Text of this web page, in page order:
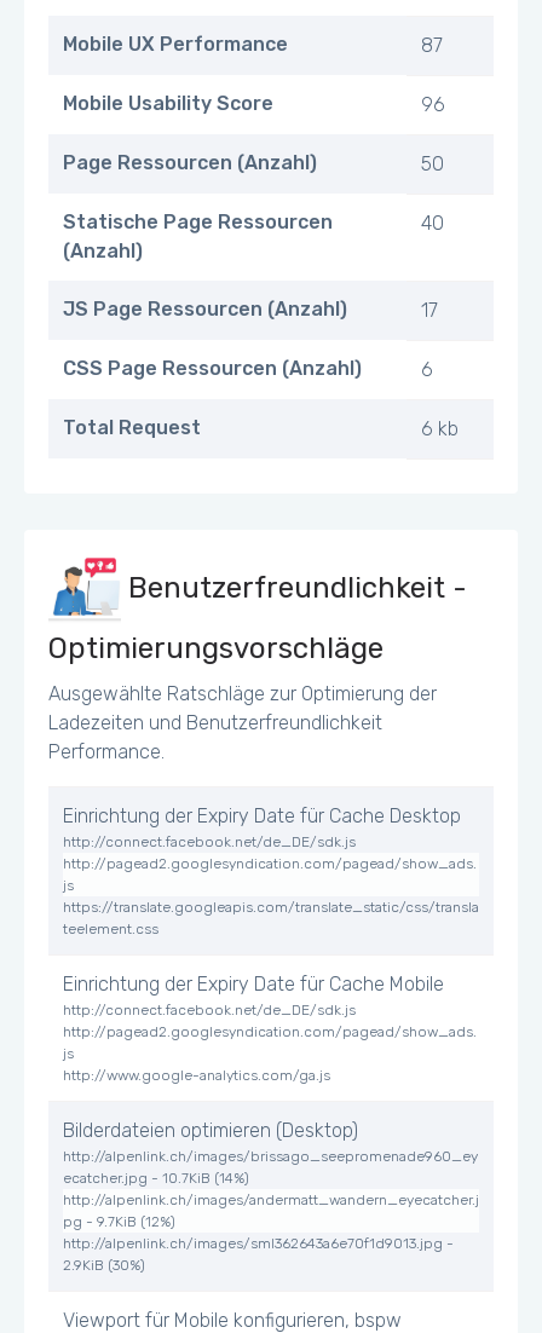
Mobile UX Performance 87
Mobile Usability Score 96
Page Ressourcen (Anzahl) 50
Statische Page Ressourcen
(Anzahl)
40
JS Page Ressourcen (Anzahl) 17
CSS Page Ressourcen (Anzahl) 6
Total Request 6 kb
Image Response (Belastung)
JS Antwort (Belastung)
1372
Benutzerfreundlichkeit -
Optimierungsvorschläge
Ausgewählte Ratschläge zur Optimierung der
Ladezeiten und Benutzerfreundlichkeit
Performance.
Einrichtung der Expiry Date für Cache Desktop
http://connect.facebook.net/de_DE/sdk.js
http://pagead2.googlesyndication.com/pagead/show_ads.
js
https://translate.googleapis.com/translate_static/css/transla
teelement.css
Einrichtung der Expiry Date für Cache Mobile
http://connect.facebook.net/de_DE/sdk.js
http://pagead2.googlesyndication.com/pagead/show_ads.
js
http://www.google-analytics.com/ga.js
Bilderdateien optimieren (Desktop)
http://alpenlink.ch/images/brissago_seepromenade960_ey
ecatcher.jpg - 10.7KiB (14%)
http://alpenlink.ch/images/andermatt_wandern_eyecatcher.j
pg - 9.7KiB (12%)
http://alpenlink.ch/images/sml362643a6e70f1d9013.jpg -
2.9KiB (30%)
Viewport für Mobile konfigurieren, bspw